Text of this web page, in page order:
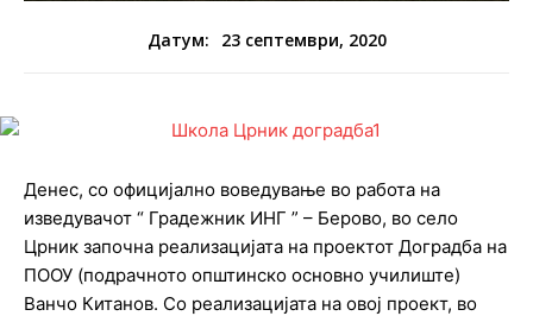
Датум: 23 септември, 2020
Денес, со официјално воведување во работа на
изведувачот “ Градежник ИНГ ” – Берово, во село
Црник започна реализацијата на проектот Доградба на
ПООУ (подрачното општинско основно училиште)
Ванчо Китанов. Со реализацијата на овој проект, во